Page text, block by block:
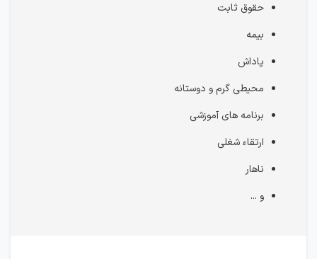
حقوق ثابت
بیمه
پاداش
محیطی گرم و دوستانه
برنامه های آموزشی
ارتقاء شغلی
ناهار
و ...